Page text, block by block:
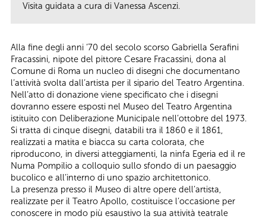
Visita guidata a cura di Vanessa Ascenzi.
Alla fine degli anni ’70 del secolo scorso Gabriella Serafini
Fracassini, nipote del pittore Cesare Fracassini, dona al
Comune di Roma un nucleo di disegni che documentano
l’attività svolta dall’artista per il sipario del Teatro Argentina.
Nell’atto di donazione viene specificato che i disegni
dovranno essere esposti nel Museo del Teatro Argentina
istituito con Deliberazione Municipale nell’ottobre del 1973.
Si tratta di cinque disegni, databili tra il 1860 e il 1861,
realizzati a matita e biacca su carta colorata, che
riproducono, in diversi atteggiamenti, la ninfa Egeria ed il re
Numa Pompilio a colloquio sullo sfondo di un paesaggio
bucolico e all’interno di uno spazio architettonico.
La presenza presso il Museo di altre opere dell’artista,
realizzate per il Teatro Apollo, costituisce l’occasione per
conoscere in modo più esaustivo la sua attività teatrale